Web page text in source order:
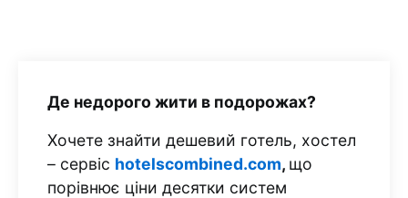
Де недорого жити в подорожах?
Хочете знайти дешевий готель, хостел
– сервіс hotelscombined.com, що
порівнює ціни десятки систем